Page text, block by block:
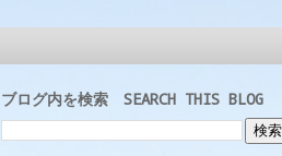
ブログ内を検索 SEARCH THIS BLOG